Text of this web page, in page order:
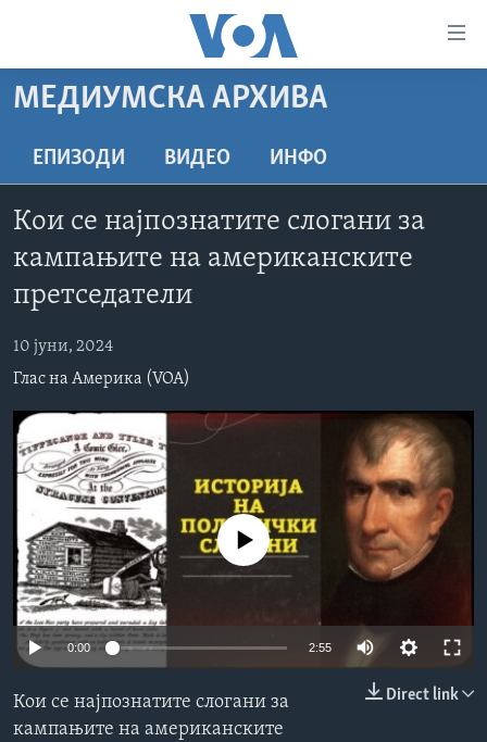
пристапност
содржина
Премини
до
страната
навигација
Пребарувај
ДОМА
РУБРИКИ
МАКЕДОНИЈА
ЕКОНОМИЈА
ПОЛИТИКА
НАУКА
УМЕТНОСТ И ЗАБАВА
ИНТЕРВЈУА
ДОКУМЕНТАРЦИ
АРХИВИРАНА ПРОГРАМА
NEWSFLASH - АРХИВА
ВЕСТИ ОД САД ВО МИНУТА - АРХИВА
ИЗБОРИ ВО САД 2020 - АРХИВА
ЗА НАС
Learning English
НАКУСО...
Јазици
МЕДИУМСКА АРХИВА
ЕПИЗОДИ ВИДЕО ИНФО
Кои се најпознатите слогани за
кампањите на американските
претседатели
10 јуни, 2024
Глас на Америка (VOA)
No media source currently available
0:00 2:55
Direct link
Кои се најпознатите слогани за
кампањите на американските